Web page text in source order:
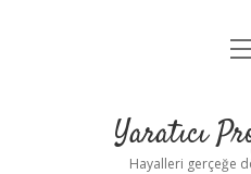
Yasal
Yaratıcı
Hayalleri gerçeğe